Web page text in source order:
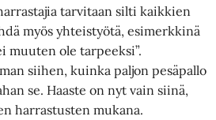
tarvitaan silti kaikkien
myös yhteistyötä, esimerkkinä
muuten ole tarpeeksi”.
siihen, kuinka paljon pesäpallo
se. Haaste on nyt vain siinä,
harrastusten mukana.